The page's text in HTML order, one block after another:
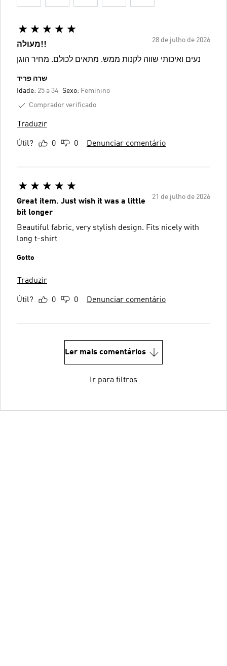
28 de julho de 2026
מעולה!!
נעים ואיכותי שווה לקנות ממש. מתאים לכולם. מחיר הוגן
שרה פריד
Idade: 25 a 34 Sexo: Feminino
Comprador verificado
Traduzir
Útil? 0 0 Denunciar comentário
21 de julho de 2026
Great item. Just wish it was a little
bit longer
Beautiful fabric, very stylish design. Fits nicely with
long t-shirt
Gotto
Traduzir
Útil? 0 0 Denunciar comentário
Ler mais comentários
Ir para filtros